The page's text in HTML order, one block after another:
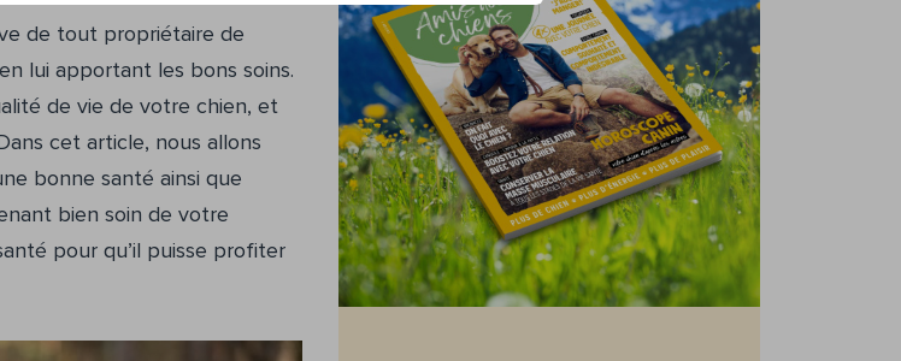
de tout propriétaire de
lui apportant les bons soins.
de vie de votre chien, et
cet article, nous allons
bonne santé ainsi que
bien soin de votre
pour qu’il puisse profiter